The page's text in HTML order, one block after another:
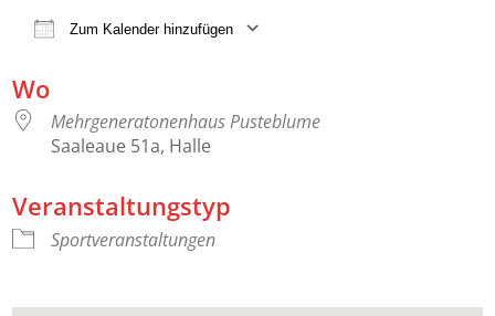
Zum Kalender hinzufügen
Wo
Mehrgeneratonenhaus Pusteblume
Saaleaue 51a, Halle
Veranstaltungstyp
Sportveranstaltungen